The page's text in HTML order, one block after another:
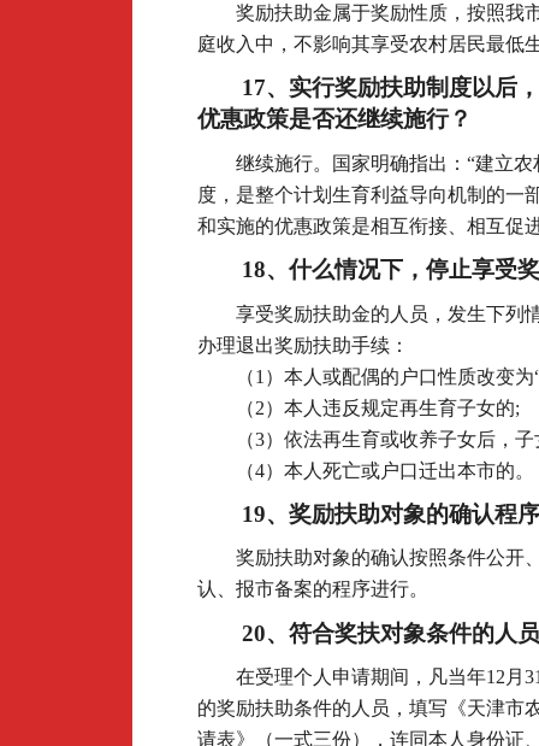
奖励扶助金属于奖励性质，按照我
庭收入中，不影响其享受农村居民最低
17、实行奖励扶助制度以后
优惠政策是否还继续施行？
继续施行。国家明确指出：“建立
度，是整个计划生育利益导向机制的一
和实施的优惠政策是相互衔接、相互促
18、什么情况下，停止享受
享受奖励扶助金的人员，发生下列
办理退出奖励扶助手续：
（1）本人或配偶的户口性质改变为
（2）本人违反规定再生育子女的;
（3）依法再生育或收养子女后，
（4）本人死亡或户口迁出本市的。
19、奖励扶助对象的确认程
奖励扶助对象的确认按照条件公开
认、报市备案的程序进行。
20、符合奖扶对象条件的人
在受理个人申请期间，凡当年12月
的奖励扶助条件的人员，填写《天津市
请表》（一式三份），连同本人身份证